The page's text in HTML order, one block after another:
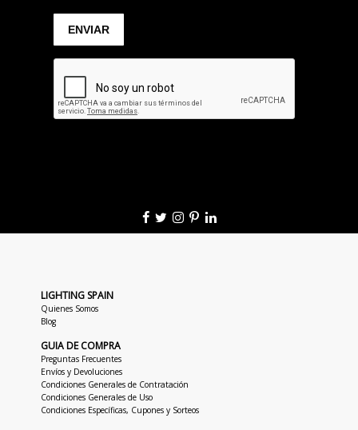
LIGHTING SPAIN
Quienes Somos
Blog
GUIA DE COMPRA
Preguntas Frecuentes
Envíos y Devoluciones
Condiciones Generales de Contratación
Condiciones Generales de Uso
Condiciones Específicas, Cupones y Sorteos